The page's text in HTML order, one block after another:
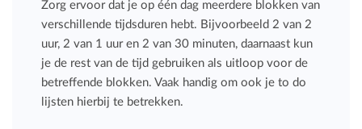
Zorg ervoor dat je op één dag meerdere blokken van
verschillende tijdsduren hebt. Bijvoorbeeld 2 van 2
uur, 2 van 1 uur en 2 van 30 minuten, daarnaast kun
je de rest van de tijd gebruiken als uitloop voor de
betreffende blokken. Vaak handig om ook je to do
lijsten hierbij te betrekken.